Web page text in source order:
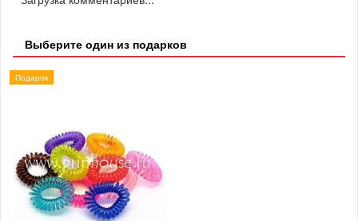
Выберите один из подарков
Подарок